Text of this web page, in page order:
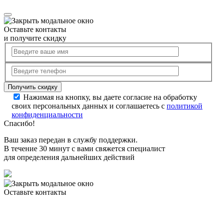
Оставьте контакты
и получите скидку
Нажимая на кнопку, вы даете согласие на обработку
своих персональных данных и соглашаетесь с политикой
конфиденциальности
Спасибо!
Ваш заказ передан в службу поддержки.
В течение 30 минут с вами свяжется специалист
для определения дальнейших действий
Оставьте контакты